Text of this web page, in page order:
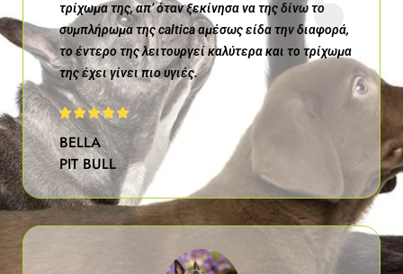
τρίχωμα της, απ’ όταν ξεκίνησα να της δίνω το
συμπλήρωμα τηςcalticaαμέσως είδα την διαφορά,
το έντερο της λειτουργεί καλύτερα και το τρίχωμα
της έχει γίνει πιο υγιές.
BELLA
PIT BULL